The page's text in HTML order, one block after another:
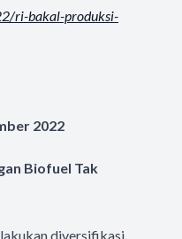
ri-bakal-produksi-
2022
Biofuel Tak
diversifikasi